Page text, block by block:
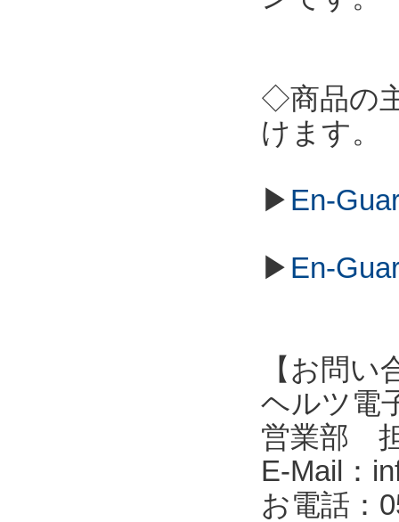
◇商品の
けます。
▶ En-
▶ En-
【お問い
ヘルツ電
営業部
E-Mail：
お電話：